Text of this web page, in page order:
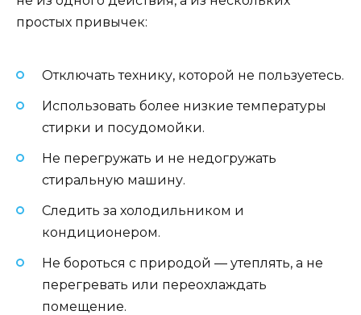
простых привычек:
Отключать технику, которой не пользуетесь.
Использовать более низкие температуры
стирки и посудомойки.
Не перегружать и не недогружать
стиральную машину.
Следить за холодильником и
кондиционером.
Не бороться с природой — утеплять, а не
перегревать или переохлаждать
помещение.